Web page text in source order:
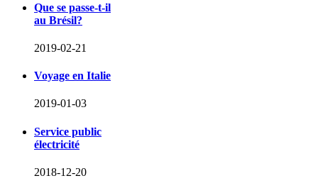
Que se passe-t-il
au Brésil?
2019-02-21
Voyage en Italie
2019-01-03
Service public
électricité
2018-12-20